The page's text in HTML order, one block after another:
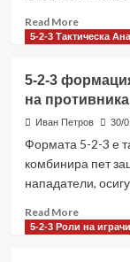
в
2-
3
Read MoreRead
more
2-
3
Влияние
играчите,
Оценки
ролите,
5-2-3 Тактическа
5-2-3
на
Иван Петров 30/
Формата 5-2-3 е
комбинира пет
нападатели,
Read MoreRead
more
5-2-3 Роли на